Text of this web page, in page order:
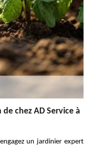
chez AD Service à
un jardinier expert